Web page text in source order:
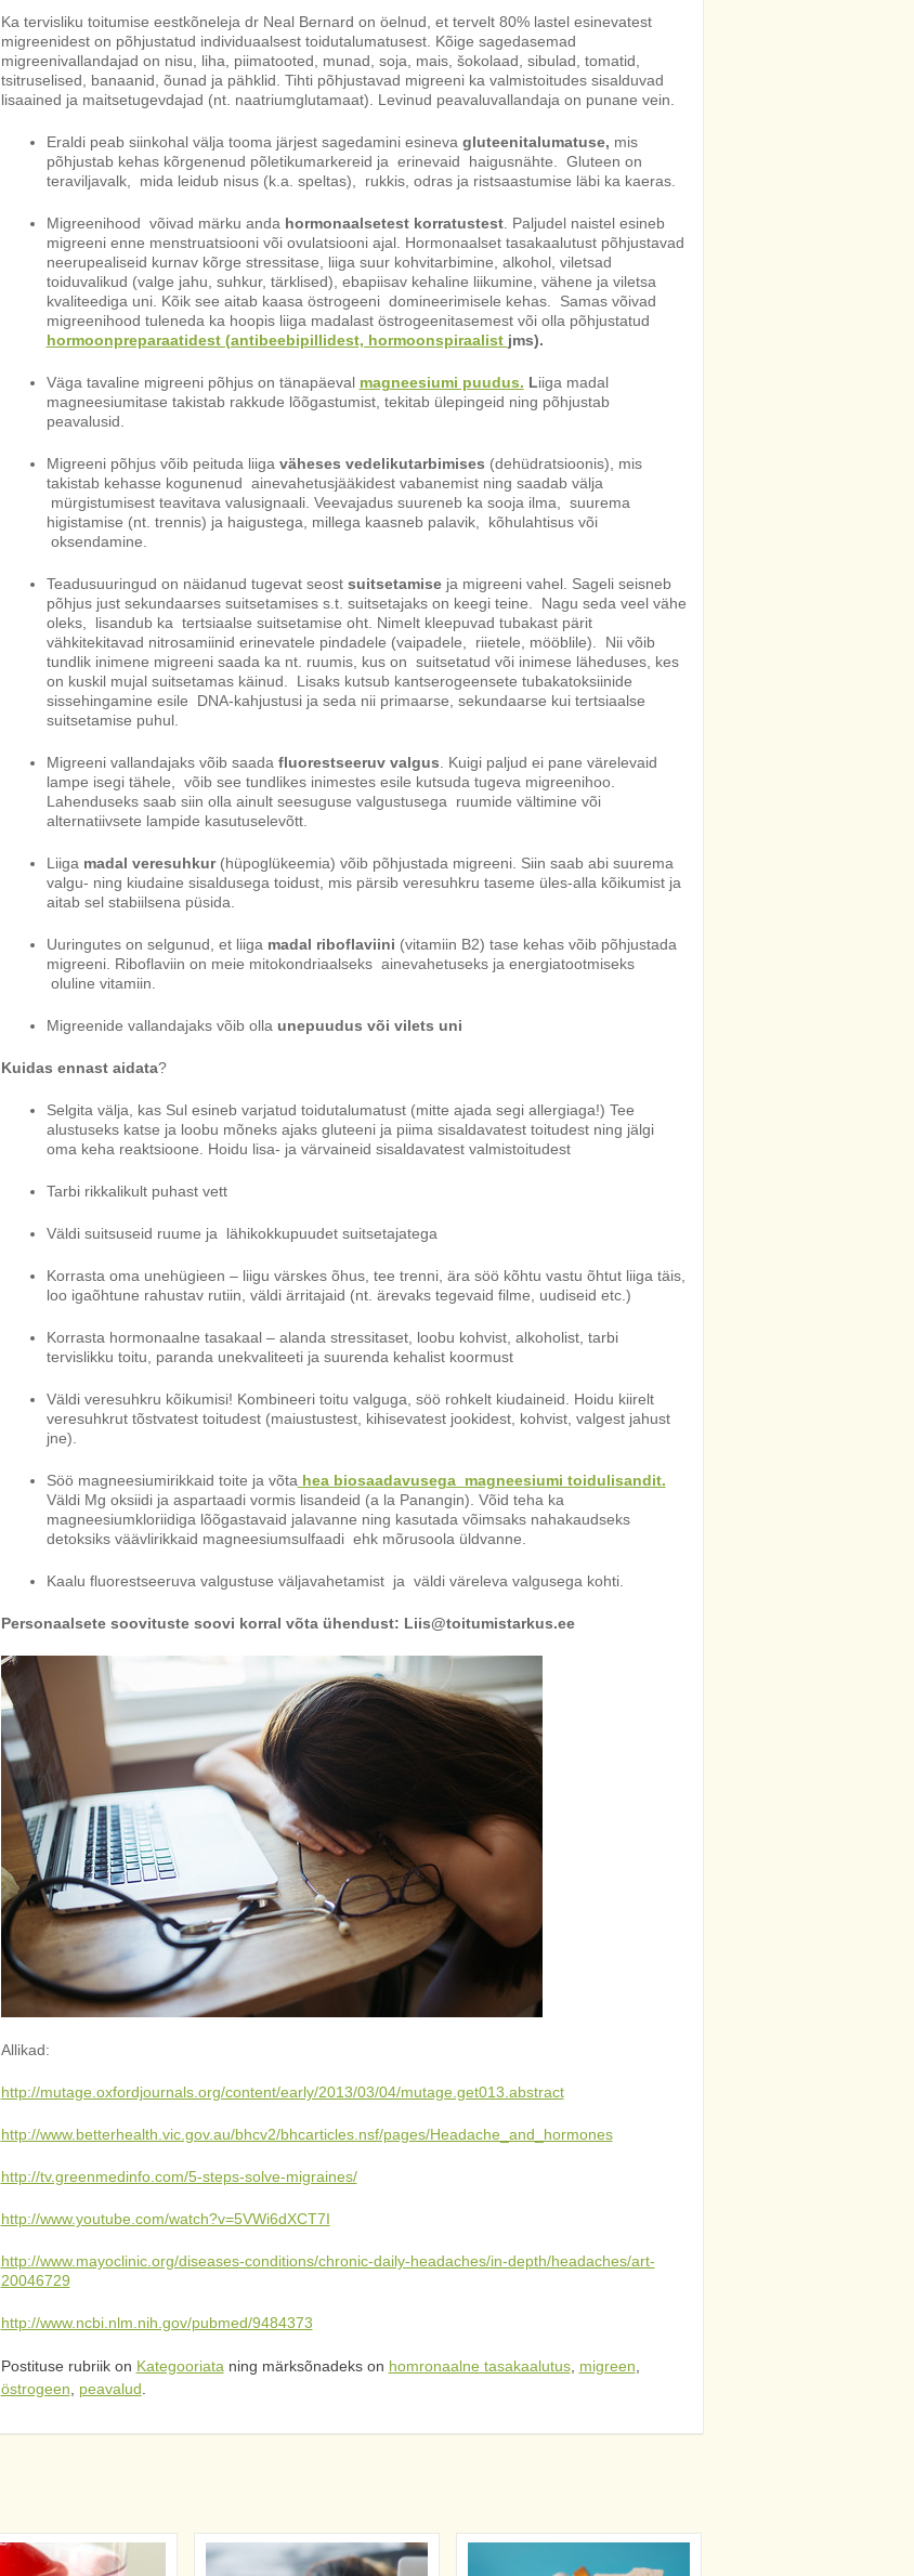
Ka tervisliku toitumise eestkõneleja dr Neal Bernard on öelnud, et tervelt 80% lastel esinevatest
migreenidest on põhjustatud individuaalsest toidutalumatusest. Kõige sagedasemad
migreenivallandajad on nisu, liha, piimatooted, munad, soja, mais, šokolaad, sibulad, tomatid,
tsitruselised, banaanid, õunad ja pähklid. Tihti põhjustavad migreeni ka valmistoitudes sisalduvad
lisaained ja maitsetugevdajad (nt. naatriumglutamaat). Levinud peavaluvallandaja on punane vein.
Eraldi peab siinkohal välja tooma järjest sagedamini esineva gluteenitalumatuse, mis
põhjustab kehas kõrgenenud põletikumarkereid ja erinevaid haigusnähte. Gluteen on
teraviljavalk, mida leidub nisus (k.a. speltas), rukkis, odras ja ristsaastumise läbi ka kaeras.
Migreenihood võivad märku anda hormonaalsetest korratustest. Paljudel naistel esineb
migreeni enne menstruatsiooni või ovulatsiooni ajal. Hormonaalset tasakaalutust põhjustavad
neerupealiseid kurnav kõrge stressitase, liiga suur kohvitarbimine, alkohol, viletsad
toiduvalikud (valge jahu, suhkur, tärklised), ebapiisav kehaline liikumine, vähene ja viletsa
kvaliteediga uni. Kõik see aitab kaasa östrogeeni domineerimisele kehas. Samas võivad
migreenihood tuleneda ka hoopis liiga madalast östrogeenitasemest või olla põhjustatud
hormoonpreparaatidest (antibeebipillidest, hormoonspiraalist jms).
Väga tavaline migreeni põhjus on tänapäeval magneesiumi puudus. Liiga madal
magneesiumitase takistab rakkude lõõgastumist, tekitab ülepingeid ning põhjustab
peavalusid.
Migreeni põhjus võib peituda liiga väheses vedelikutarbimises (dehüdratsioonis), mis
takistab kehasse kogunenud ainevahetusjääkidest vabanemist ning saadab välja
mürgistumisest teavitava valusignaali. Veevajadus suureneb ka sooja ilma, suurema
higistamise (nt. trennis) ja haigustega, millega kaasneb palavik, kõhulahtisus või
oksendamine.
Teadusuuringud on näidanud tugevat seost suitsetamiseja migreeni vahel. Sageli seisneb
põhjus just sekundaarses suitsetamises s.t. suitsetajaks on keegi teine. Nagu seda veel vähe
oleks, lisandub ka tertsiaalse suitsetamise oht. Nimelt kleepuvad tubakast pärit
vähkitekitavad nitrosamiinid erinevatele pindadele (vaipadele, riietele, mööblile). Nii võib
tundlik inimene migreeni saada ka nt. ruumis, kus on suitsetatud või inimese läheduses, kes
on kuskil mujal suitsetamas käinud. Lisaks kutsub kantserogeensete tubakatoksiinide
sissehingamine esile DNA-kahjustusi ja seda nii primaarse, sekundaarse kui tertsiaalse
suitsetamise puhul.
Migreeni vallandajaks võib saada fluorestseeruv valgus . Kuigi paljud ei pane värelevaid
lampe isegi tähele, võib see tundlikes inimestes esile kutsuda tugeva migreenihoo.
Lahenduseks saab siin olla ainult seesuguse valgustusega ruumide vältimine või
alternatiivsete lampide kasutuselevõtt.
Liiga madal veresuhkur(hüpoglükeemia) võib põhjustada migreeni. Siin saab abi suurema
valgu- ning kiudaine sisaldusega toidust, mis pärsib veresuhkru taseme üles-alla kõikumist ja
aitab sel stabiilsena püsida.
Uuringutes on selgunud, et liiga madal riboflaviini (vitamiin B2) tase kehas võib põhjustada
migreeni. Riboflaviin on meie mitokondriaalseks ainevahetuseks ja energiatootmiseks
oluline vitamiin.
Migreenide vallandajaks võib olla unepuudus või vilets uni
Kuidas ennast aidata?
Selgita välja, kas Sul esineb varjatud toidutalumatust (mitte ajada segi allergiaga!) Tee
alustuseks katse ja loobu mõneks ajaks gluteeni ja piima sisaldavatest toitudest ning jälgi
oma keha reaktsioone. Hoidu lisa- ja värvaineid sisaldavatest valmistoitudest
Tarbi rikkalikult puhast vett
Väldi suitsuseid ruume ja lähikokkupuudet suitsetajatega
Korrasta oma unehügieen – liigu värskes õhus, tee trenni, ära söö kõhtu vastu õhtut liiga täis,
loo igaõhtune rahustav rutiin, väldi ärritajaid (nt. ärevaks tegevaid filme, uudiseid etc.)
Korrasta hormonaalne tasakaal – alanda stressitaset, loobu kohvist, alkoholist, tarbi
tervislikku toitu, paranda unekvaliteeti ja suurenda kehalist koormust
Väldi veresuhkru kõikumisi! Kombineeri toitu valguga, söö rohkelt kiudaineid. Hoidu kiirelt
veresuhkrut tõstvatest toitudest (maiustustest, kihisevatest jookidest, kohvist, valgest jahust
jne).
Söö magneesiumirikkaid toite ja võta hea biosaadavusega magneesiumi toidulisandit.
Väldi Mg oksiidi ja aspartaadi vormis lisandeid (a la Panangin). Võid teha ka
magneesiumkloriidiga lõõgastavaid jalavanne ning kasutada võimsaks nahakaudseks
detoksiks väävlirikkaid magneesiumsulfaadi ehk mõrusoola üldvanne.
Kaalu fluorestseeruva valgustuse väljavahetamist ja väldi väreleva valgusega kohti.
Personaalsete soovituste soovi korral võta ühendust: Liis@toitumistarkus.ee
Allikad:
http://mutage.oxfordjournals.org/content/early/2013/03/04/mutage.get013.abstract
http://www.betterhealth.vic.gov.au/bhcv2/bhcarticles.nsf/pages/Headache_and_hormones
http://tv.greenmedinfo.com/5-steps-solve-migraines/
http://www.youtube.com/watch?v=5VWi6dXCT7I
http://www.mayoclinic.org/diseases-conditions/chronic-daily-headaches/in-depth/headaches/art-
20046729
http://www.ncbi.nlm.nih.gov/pubmed/9484373
Postituse rubriik on Kategooriata ning märksõnadeks on homronaalne tasakaalutus, migreen
östrogeen
peavalud